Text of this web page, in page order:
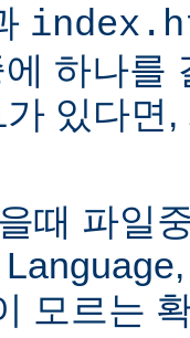
하나를
가 있다면
때 파일
모르는